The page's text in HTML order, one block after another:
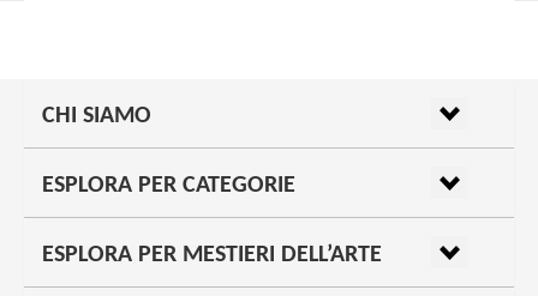
CHI SIAMO
ESPLORA PER CATEGORIE
ESPLORA PER MESTIERI DELL’ARTE